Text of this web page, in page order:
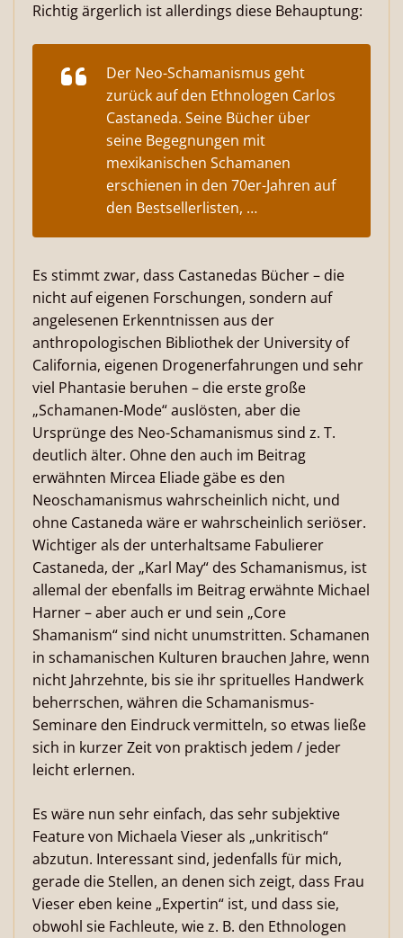
Richtig ärgerlich ist allerdings diese Behauptung:
Der Neo-Schamanismus geht
zurück auf den Ethnologen Carlos
Castaneda. Seine Bücher über
seine Begegnungen mit
mexikanischen Schamanen
erschienen in den 70er-Jahren auf
den Bestsellerlisten, …
Es stimmt zwar, dass Castanedas Bücher – die
nicht auf eigenen Forschungen, sondern auf
angelesenen Erkenntnissen aus der
anthropologischen Bibliothek der University of
California, eigenen Drogenerfahrungen und sehr
viel Phantasie beruhen – die erste große
„Schamanen-Mode“ auslösten, aber die
Ursprünge des Neo-Schamanismus sind z. T.
deutlich älter. Ohne den auch im Beitrag
erwähnten Mircea Eliade gäbe es den
Neoschamanismus wahrscheinlich nicht, und
ohne Castaneda wäre er wahrscheinlich seriöser.
Wichtiger als der unterhaltsame Fabulierer
Castaneda, der „Karl May“ des Schamanismus, ist
allemal der ebenfalls im Beitrag erwähnte Michael
Harner – aber auch er und sein „Core
Shamanism“ sind nicht unumstritten. Schamanen
in schamanischen Kulturen brauchen Jahre, wenn
nicht Jahrzehnte, bis sie ihr sprituelles Handwerk
beherrschen, währen die Schamanismus-
Seminare den Eindruck vermitteln, so etwas ließe
sich in kurzer Zeit von praktisch jedem / jeder
leicht erlernen.
Es wäre nun sehr einfach, das sehr subjektive
Feature von Michaela Vieser als „unkritisch“
abzutun. Interessant sind, jedenfalls für mich,
gerade die Stellen, an denen sich zeigt, dass Frau
Vieser eben keine „Expertin“ ist, und dass sie,
obwohl sie Fachleute, wie z. B. den Ethnologen